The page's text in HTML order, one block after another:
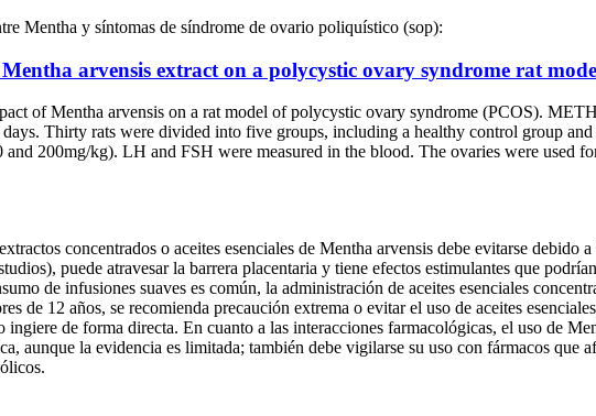
Mentha y síntomas de síndrome de ovario poliquístico (sop):
arvensis extract on a polycystic ovary syndrome rat
of Mentha arvensis on a rat model of polycystic ovary syndrome (PCOS).
Thirty rats were divided into five groups, including a healthy control group
200mg/kg). LH and FSH were measured in the blood. The ovaries were used
concentrados o aceites esenciales de Mentha arvensis debe evitarse
puede atravesar la barrera placentaria y tiene efectos estimulantes que
de infusiones suaves es común, la administración de aceites esenciales
de 12 años, se recomienda precaución extrema o evitar el uso de aceites
ingiere de forma directa. En cuanto a las interacciones farmacológicas, el uso de
aunque la evidencia es limitada; también debe vigilarse su uso con fármacos que